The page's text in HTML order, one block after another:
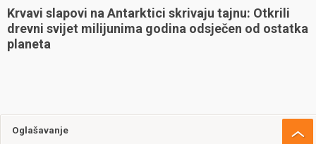
Krvavi slapovi na Antarktici skrivaju tajnu: Otkrili
drevni svijet milijunima godina odsječen od ostatka
planeta
Oglašavanje